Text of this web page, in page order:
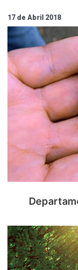
17 de Abril 2018